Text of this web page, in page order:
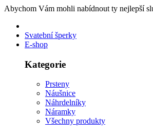
Abychom Vám mohli nabídnout ty nejlepší
Svatební šperky
E-shop
Kategorie
Prsteny
Náušnice
Náhrdelníky
Náramky
Všechny produkty